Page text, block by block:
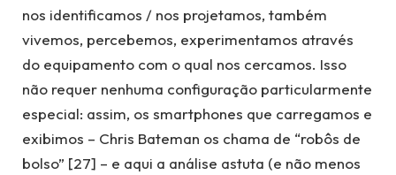
nos identificamos / nos projetamos, também
vivemos, percebemos, experimentamos através
do equipamento com o qual nos cercamos. Isso
não requer nenhuma configuração particularmente
especial: assim, os smartphones que carregamos e
exibimos – Chris Bateman os chama de “robôs de
bolso” [27] – e aqui a análise astuta (e não menos